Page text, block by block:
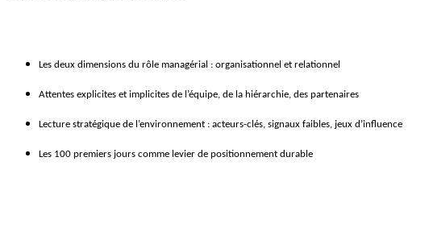
Les deux dimensions du rôle managérial : organisationnel et relationnel
Attentes explicites et implicites de l’équipe, de la hiérarchie, des partenaires
Lecture stratégique de l’environnement : acteurs-clés, signaux faibles, jeux d’influence
Les 100 premiers jours comme levier de positionnement durable